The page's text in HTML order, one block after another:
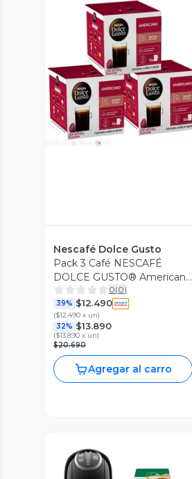
Vista Previa
Nescafé Dolce Gusto
Pack 3 Café NESCAFÉ
DOLCE GUSTO® Americano
10 Cápsulas0(0)
39% $12.490
($12.490 x un)
32% $13.890
($13.890 x un)
$20.690
Agregar al carro